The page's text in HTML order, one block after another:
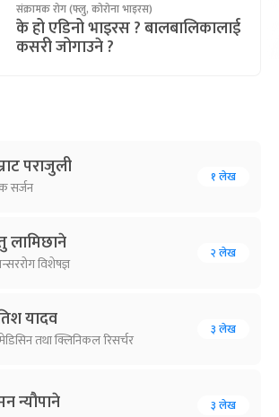
संक्रामक रोग (फ्लु, कोरोना भाइरस)
के हो एडिनो भाइरस ? बालबालिकालाई
कसरी जोगाउने ?
पराजुली
सर्जन
१ लेख
लामिछाने
विशेषज्ञ
२ लेख
यादव
तथा क्लिनिकल रिसर्चर
३ लेख
न्यौपाने ३ लेख